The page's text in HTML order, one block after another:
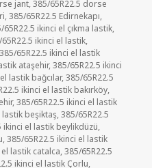
jant,385/65R22.5 dorse
,385/65R22.5 Edirnekapı,
65R22.5 ikinci el çıkma lastik,
ikinci el lastik,
385/65R22.5 ikinci el lastik
ataşehir,385/65R22.5 ikinci
lastik bağcılar,385/65R22.5
ikinci el lastik bakırköy,
,385/65R22.5 ikinci el lastik
lastik beşiktaş,385/65R22.5
ikinci el lastik beylikdüzü,
,385/65R22.5 ikinci el lastik
lastik catalca,385/65R22.5
ikinci el lastik Çorlu,